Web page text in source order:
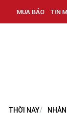
MUA BÁO TIN
THỜI NAY